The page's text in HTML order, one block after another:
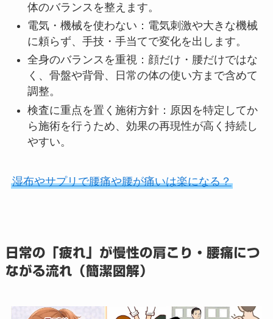
体のバランスを整えます。
電気・機械を使わない：電気刺激や大きな機械
に頼らず、手技・手当てで変化を出します。
全身のバランスを重視：顔だけ・腰だけではな
く、骨盤や背骨、日常の体の使い方まで含めて
調整。
検査に重点を置く施術方針：原因を特定してか
ら施術を行うため、効果の再現性が高く持続し
やすい。
湿布やサプリで腰痛や腰が痛いは楽になる？
日常の「疲れ」が慢性の肩こり・腰痛につ
ながる流れ（簡潔図解）